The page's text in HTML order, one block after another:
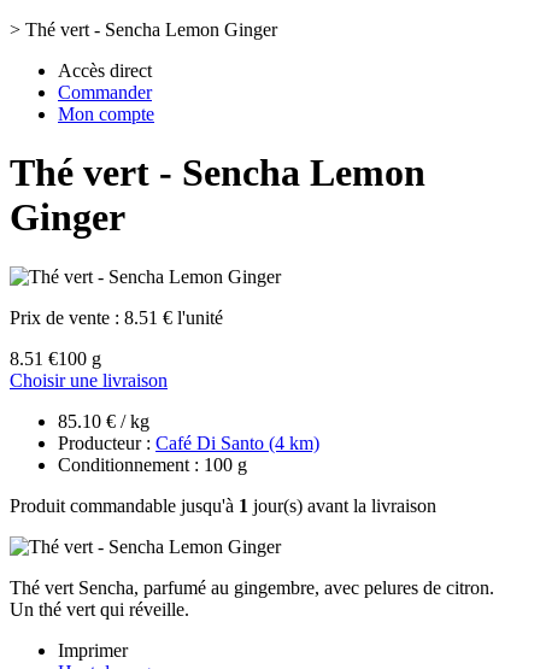
> Thé vert - Sencha Lemon Ginger
Accès direct
Commander
Mon compte
Thé vert - Sencha Lemon
Ginger
Prix de vente : 8.51 € l'unité
8.51 €100 g
Choisir une livraison
85.10 € / kg
Producteur : Café Di Santo (4 km)
Conditionnement : 100 g
Produit commandable jusqu'à 1 jour(s) avant la livraison
Thé vert Sencha, parfumé au gingembre, avec pelures de citron.
Un thé vert qui réveille.
Imprimer